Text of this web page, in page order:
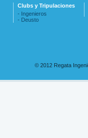
Clubs y Tripulaciones
- Ingenieros
- Deusto
© 2012 Regata